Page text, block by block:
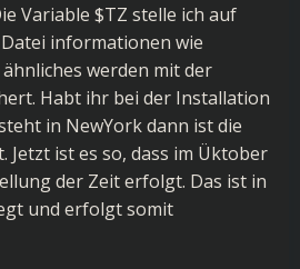
Variable $TZ stelle ich auf
informationen wie
werden mit der
Habt ihr bei der Installation
in NewYork dann ist die
Jetzt ist es so, dass im Üktober
der Zeit erfolgt. Das ist in
und erfolgt somit